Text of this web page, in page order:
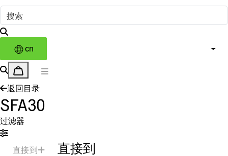
cn
返回目录
SFA30
过滤器
直接到 直接到